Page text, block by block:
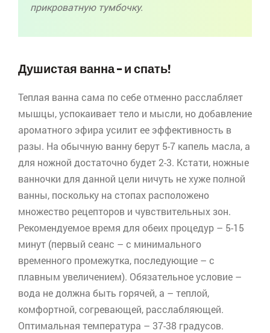
прикроватную тумбочку.
Душистая ванна – и спать!
Теплая ванна сама по себе отменно расслабляет
мышцы, успокаивает тело и мысли, но добавление
ароматного эфира усилит ее эффективность в
разы. На обычную ванну берут 5-7 капель масла, а
для ножной достаточно будет 2-3. Кстати, ножные
ванночки для данной цели ничуть не хуже полной
ванны, поскольку на стопах расположено
множество рецепторов и чувствительных зон.
Рекомендуемое время для обеих процедур – 5-15
минут (первый сеанс – с минимального
временного промежутка, последующие – с
плавным увеличением). Обязательное условие –
вода не должна быть горячей, а – теплой,
комфортной, согревающей, расслабляющей.
Оптимальная температура – 37-38 градусов.